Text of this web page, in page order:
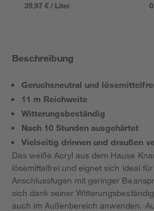
39,97 € / Liter
Beschreibung
Geruchsneutral und
11 m Reichweite
Witterungsbeständig
Nach 10 Stunden ausgehärtet
Vielseitig drinnen und draußen
Das weiße Acryl aus dem Hause
lösemittelfrei und eignet sich ideal
Anschlussfugen mit geringer
sich dank seiner
auch im Außenbereich anwenden.